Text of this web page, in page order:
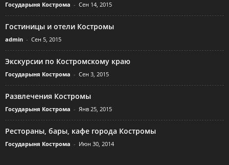
Государыня Кострома - Сен 14, 2015
Гостиницы и отели Костромы
admin - Сен 5, 2015
Экскурсии по Костромскому краю
Государыня Кострома - Сен 3, 2015
Развлечения Костромы
Государыня Кострома - Янв 25, 2015
Рестораны, бары, кафе города Костромы
Государыня Кострома - Июн 30, 2014